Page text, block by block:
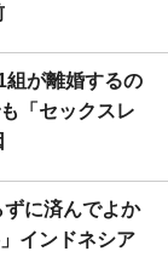
組が離婚するの
「セックスレ
ずに済んでよか
インドネシア